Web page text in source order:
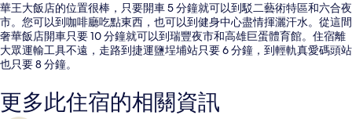
華王大飯店的位置很棒，只要開車 5 分鐘就可以到駁二藝術特區和六合夜
市。您可以到咖啡廳吃點東西，也可以到健身中心盡情揮灑汗水。從這間
奢華飯店開車只要 10 分鐘就可以到瑞豐夜市和高雄巨蛋體育館。住宿離
大眾運輸工具不遠，走路到捷運鹽埕埔站只要 6 分鐘，到輕軌真愛碼頭站
也只要 8 分鐘。
更多此住宿的相關資訊